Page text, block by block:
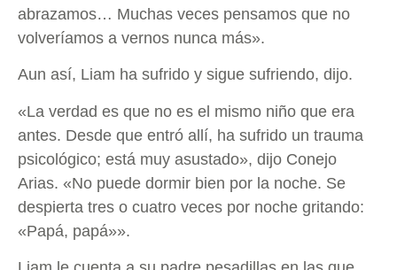
abrazamos… Muchas veces pensamos que no
volveríamos a vernos nunca más».
Aun así, Liam ha sufrido y sigue sufriendo, dijo.
«La verdad es que no es el mismo niño que era
antes. Desde que entró allí, ha sufrido un trauma
psicológico; está muy asustado», dijo Conejo
Arias. «No puede dormir bien por la noche. Se
despierta tres o cuatro veces por noche gritando:
«Papá, papá»».